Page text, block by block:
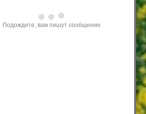
до огромных
Вас по нашим
и проектам.